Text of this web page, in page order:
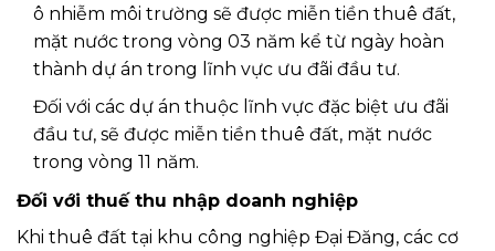
ô nhiễm môi trường sẽ được miễn tiền thuê đất,
mặt nước trong vòng 03 năm kể từ ngày hoàn
thành dự án trong lĩnh vực ưu đãi đầu tư.
Đối với các dự án thuộc lĩnh vực đặc biệt ưu đãi
đầu tư, sẽ được miễn tiền thuê đất, mặt nước
trong vòng 11 năm.
Đối với thuế thu nhập doanh nghiệp
Khi thuê đất tại khu công nghiệp Đại Đăng, các cơ